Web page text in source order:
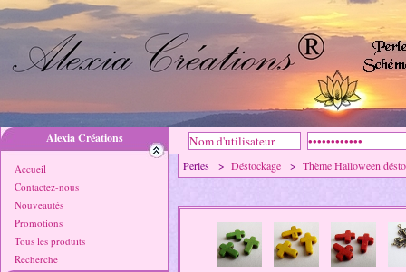
Alexia Créations
Accueil
Contactez-nous
Nouveautés
Promotions
Tous les produits
Recherche
Perles > Déstockage > Thème Halloween